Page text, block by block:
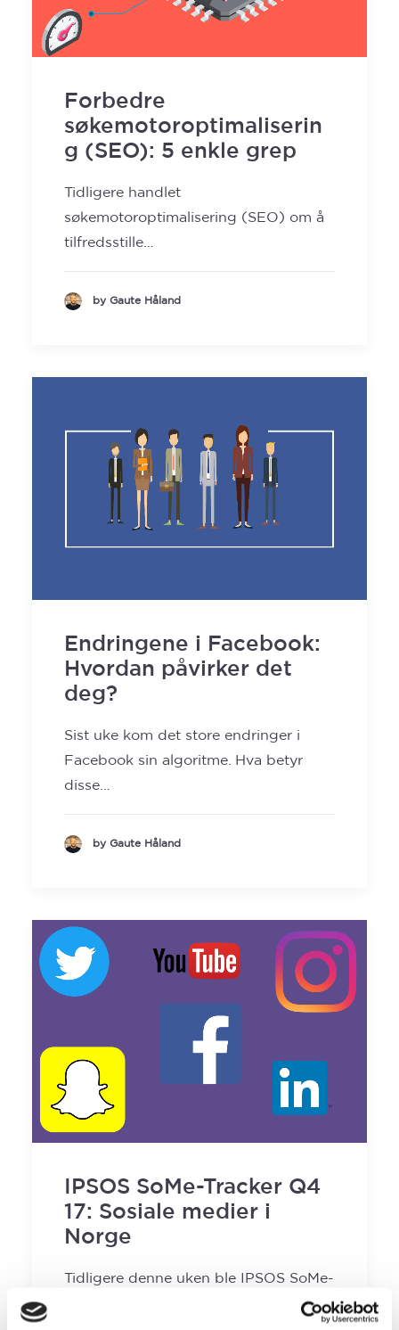
Forbedre
søkemotoroptimaliserin
g (SEO): 5 enkle grep
Tidligere handlet
søkemotoroptimalisering (SEO) om å
tilfredsstille…
by Gaute Håland
Endringene i Facebook:
Hvordan påvirker det
deg?
Sist uke kom det store endringer i
Facebook sin algoritme. Hva betyr
disse…
by Gaute Håland
IPSOS SoMe-Tracker Q4
17: Sosiale medier i
Norge
Tidligere denne uken ble IPSOS SoMe-
Tracker for fjerde kvartal i 2017 lansert.